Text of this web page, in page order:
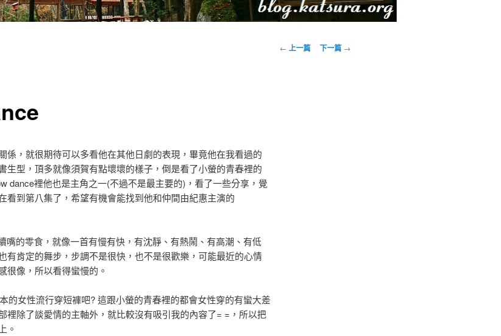
文
← 上一篇 下一篇 →
係，就很期待可以多看他在其他日劇的表現，畢竟他在我看過的
生型，頂多就像須賀有點壞壞的樣子，倒是看了小螢的青春裡的
dance裡他也是主角之一(不過不是最主要的)，看了一些分享，覺
看到第八集了，希望有機會能找到他和仲間由紀惠主演的
嘴的零食，就像一首有慢有快，有沈靜、有熱鬧、有高潮、有低
有肯定的舞步，步調不是很快，也不是很歡樂，可能最近的心情
很像，所以看得蠻慢的。
的女性流行穿短褲吧? 這跟小螢的青春裡的都會女性穿的有蠻大差
裡除了談愛情的主軸外，就比較沒有吸引我的內容了= =，所以把
。